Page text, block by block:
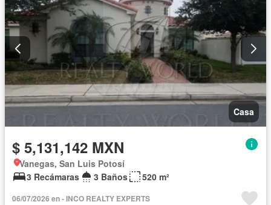
Casa
$ 5,131,142 MXN
Vanegas, San Luis Potosí
3 Recámaras
3 Baños 520 m²
06/07/2026 en - INCO REALTY EXPERTS